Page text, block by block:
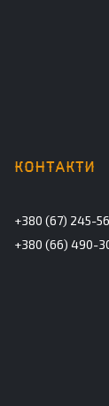
+380 (67) 245-
+380 (66) 490-